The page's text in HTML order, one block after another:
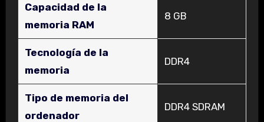
Capacidad de la
memoria RAM
‎8 GB
Tecnología de la
memoria
‎DDR4
Tipo de memoria del
ordenador
‎DDR4 SDRAM